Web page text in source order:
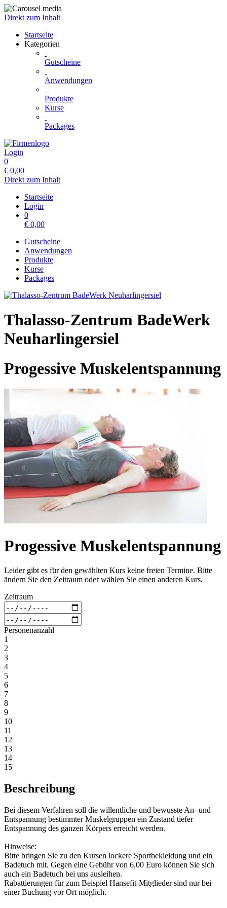
Direkt zum Inhalt
Startseite
Kategorien
Gutscheine
Anwendungen
Produkte
Kurse
Packages
Login
0
€ 0,00
Direkt zum Inhalt
Startseite
Login
0
€ 0,00
Gutscheine
Anwendungen
Produkte
Kurse
Packages
Thalasso-Zentrum BadeWerk
Neuharlingersiel
Progessive Muskelentspannung
Progessive Muskelentspannung
Leider gibt es für den gewählten Kurs keine freien Termine. Bitte
ändern Sie den Zeitraum oder wählen Sie einen anderen Kurs.
Zeitraum
Personenanzahl
1
2
3
4
5
6
7
8
9
10
11
12
13
14
15
Beschreibung
Bei diesem Verfahren soll die willentliche und bewusste An- und
Entspannung bestimmter Muskelgruppen ein Zustand tiefer
Entspannung des ganzen Körpers erreicht werden.
Hinweise:
Bitte bringen Sie zu den Kursen lockere Sportbekleidung und ein
Badetuch mit. Gegen eine Gebühr von 6,00 Euro können Sie sich
auch ein Badetuch bei uns ausleihen.
Rabattierungen für zum Beispiel Hansefit-Mitglieder sind nur bei
einer Buchung vor Ort möglich.